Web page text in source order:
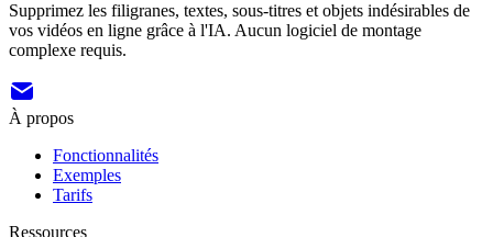
Supprimez les filigranes, textes, sous-titres et objets indésirables de
vos vidéos en ligne grâce à l'IA. Aucun logiciel de montage
complexe requis.
À propos
Fonctionnalités
Exemples
Tarifs
Ressources